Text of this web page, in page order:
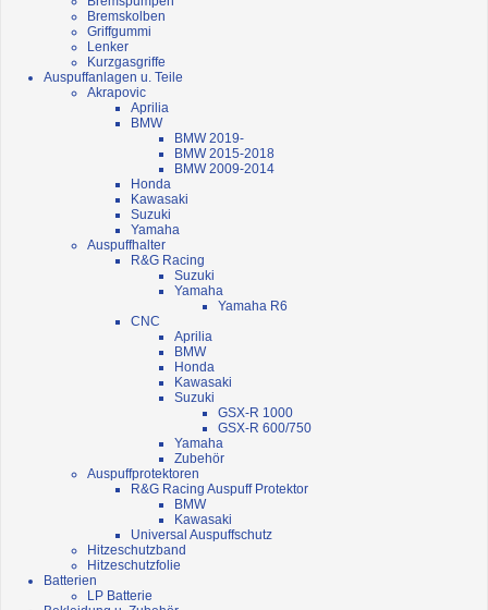
Bremskolben
Griffgummi
Lenker
Kurzgasgriffe
Auspuffanlagen u. Teile
Akrapovic
Aprilia
BMW
BMW 2019-
BMW 2015-2018
BMW 2009-2014
Honda
Kawasaki
Suzuki
Yamaha
Auspuffhalter
R&G Racing
Suzuki
Yamaha
Yamaha R6
CNC
Aprilia
BMW
Honda
Kawasaki
Suzuki
GSX-R 1000
GSX-R 600/750
Yamaha
Zubehör
Auspuffprotektoren
R&G Racing Auspuff Protektor
BMW
Kawasaki
Universal Auspuffschutz
Hitzeschutzband
Hitzeschutzfolie
Batterien
LP Batterie